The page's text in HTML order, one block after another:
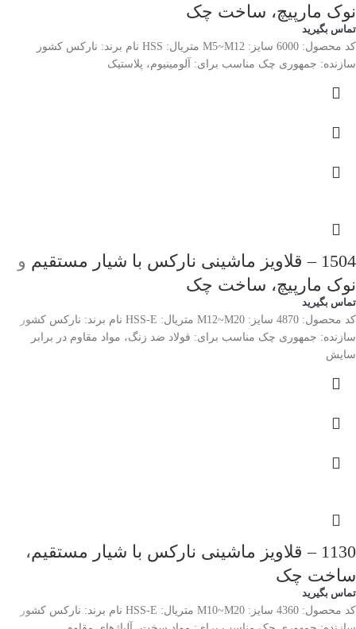
نوک مارپیچ، ساخت چک
تماس بگیرید
کد محصول: 6000 سایز: M5~M12 متریال: HSS نام برند: نارکس کشور
سازنده: جمهوری چک مناسب برای: آلومینیوم، پلاستیک
1504 – قلاویز ماشینی نارکس با شیار مستقیم و
نوک مارپیچ، ساخت چک
تماس بگیرید
کد محصول: 4870 سایز: M12~M20 متریال: HSS-E نام برند: نارکس کشور
سازنده: جمهوری چک مناسب برای: فولاد ضد زنگ، مواد مقاوم در برابر
سایش
1130 – قلاویز ماشینی نارکس با شیار مستقیم،
ساخت چک
تماس بگیرید
کد محصول: 4360 سایز: M10~M20 متریال: HSS-E نام برند: نارکس کشور